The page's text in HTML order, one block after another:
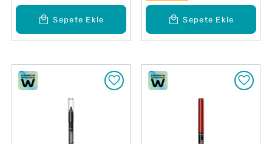
Sepete Ekle Sepete Ekle